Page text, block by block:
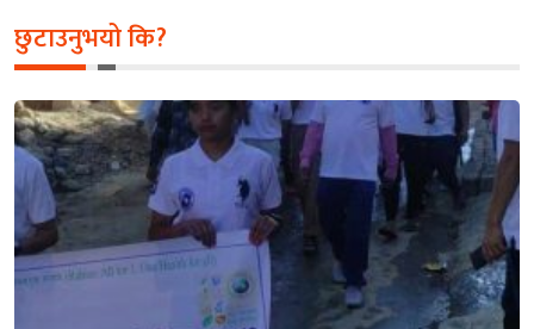
छुटाउनुभयो कि?